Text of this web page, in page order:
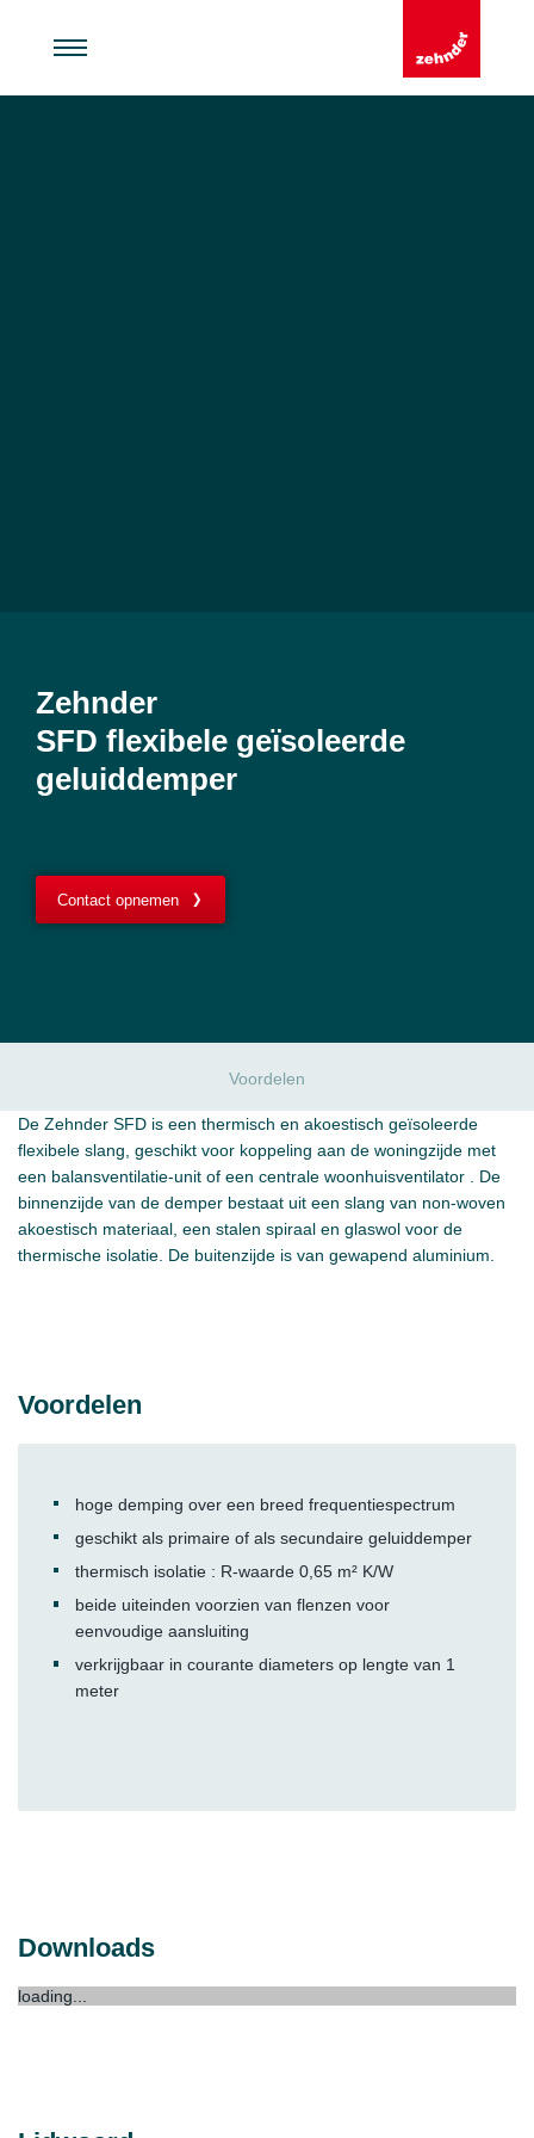
Zehnder
SFD flexibele geïsoleerde
geluiddemper
Contact opnemen
Voordelen
De Zehnder SFD is een thermisch en akoestisch geïsoleerde
flexibele slang, geschikt voor koppeling aan de woningzijde met
een balansventilatie-unit of een centrale woonhuisventilator . De
binnenzijde van de demper bestaat uit een slang van non-woven
akoestisch materiaal, een stalen spiraal en glaswol voor de
thermische isolatie. De buitenzijde is van gewapend aluminium.
Voordelen
hoge demping over een breed frequentiespectrum
geschikt als primaire of als secundaire geluiddemper
thermisch isolatie : R-waarde 0,65 m² K/W
beide uiteinden voorzien van flenzen voor
eenvoudige aansluiting
verkrijgbaar in courante diameters op lengte van 1
meter
Downloads
loading...